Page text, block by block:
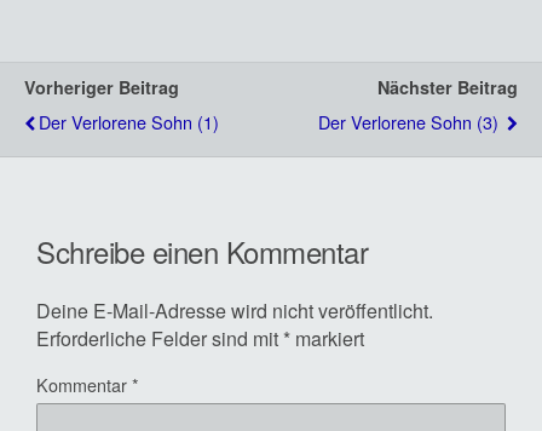
Vorheriger Beitrag
Der Verlorene Sohn (1)
Nächster Beitrag
Der Verlorene Sohn (3)
Schreibe einen Kommentar
Deine E-Mail-Adresse wird nicht veröffentlicht.
Erforderliche Felder sind mit * markiert
Kommentar*